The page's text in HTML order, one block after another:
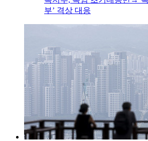
부’ 격상 대응